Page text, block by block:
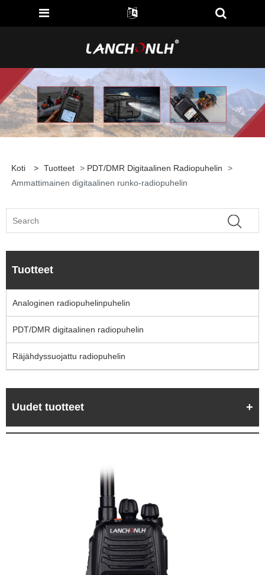
Koti > Tuotteet > PDT/DMR Digitaalinen Radiopuhelin
>
Ammattimainen digitaalinen runko-radiopuhelin
Tuotteet
Analoginen radiopuhelinpuhelin
PDT/DMR digitaalinen radiopuhelin
Räjähdyssuojattu radiopuhelin
Uudet tuotteet